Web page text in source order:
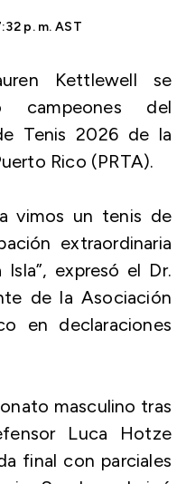
p. m. AST
Kettlewell se
campeones del
Tenis 2026 de la
Rico (PRTA).
vimos un tenis de
extraordinaria
expresó el Dr.
de la Asociación
en declaraciones
masculino tras
Luca Hotze
final con parciales